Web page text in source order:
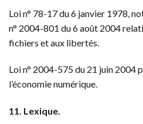
Loi n° 78-17 du 6 janvier 1978,
n° 2004-801 du 6 août 2004
fichiers et aux libertés.
Loi n° 2004-575 du 21 juin 2004
l’économie numérique.
11. Lexique.